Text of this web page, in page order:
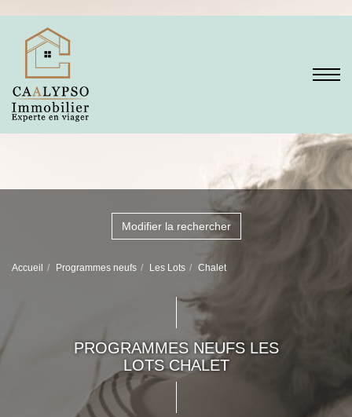
Modifier la rechercher
Accueil Programmes neufs Les Lots Chalet
PROGRAMMES NEUFS LES
LOTS CHALET